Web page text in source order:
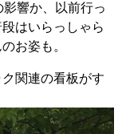
響か、以前行っ
はいらっしゃら
お姿も。
関連の看板がす